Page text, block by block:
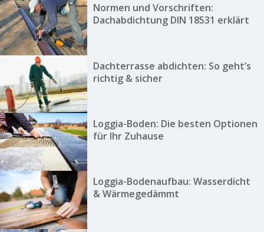
Normen und Vorschriften:
Dachabdichtung DIN 18531 erklärt
Dachterrasse abdichten: So geht’s
richtig & sicher
Loggia-Boden: Die besten Optionen
für Ihr Zuhause
Loggia-Bodenaufbau: Wasserdicht
& Wärmegedämmt